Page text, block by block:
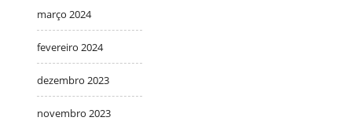
março 2024
fevereiro 2024
dezembro 2023
novembro 2023